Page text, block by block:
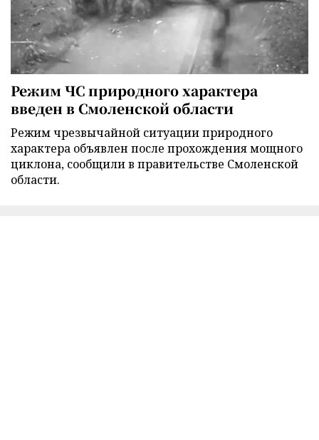
Режим ЧС природного характера
введен в Смоленской области
Режим чрезвычайной ситуации природного
характера объявлен после прохождения мощного
циклона, сообщили в правительстве Смоленской
области.